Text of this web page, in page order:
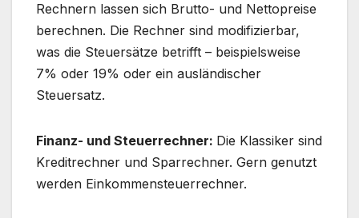
Rechnern lassen sich Brutto- und Nettopreise
berechnen. Die Rechner sind modifizierbar,
was die Steuersätze betrifft – beispielsweise
7% oder 19% oder ein ausländischer
Steuersatz.
Finanz- und Steuerrechner: Die Klassiker sind
Kreditrechner und Sparrechner. Gern genutzt
werden Einkommensteuerrechner.